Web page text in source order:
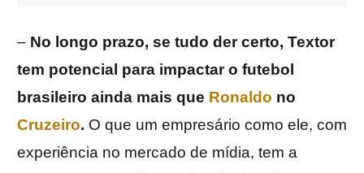
– No longo prazo, se tudo der certo, Textor
tem potencial para impactar o futebol
brasileiro ainda mais que Ronaldo no
Cruzeiro. O que um empresário como ele, com
experiência no mercado de mídia, tem a